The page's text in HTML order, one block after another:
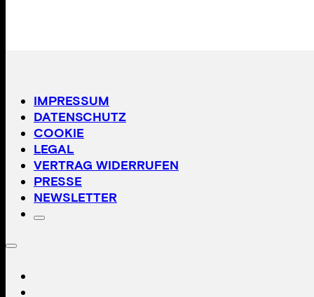
IMPRESSUM
DATENSCHUTZ
COOKIE
LEGAL
VERTRAG WIDERRUFEN
PRESSE
NEWSLETTER